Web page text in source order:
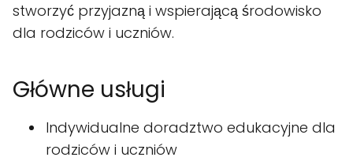
stworzyć przyjazną i wspierającą środowisko
dla rodziców i uczniów.
Główne usługi
Indywidualne doradztwo edukacyjne dla
rodziców i uczniów